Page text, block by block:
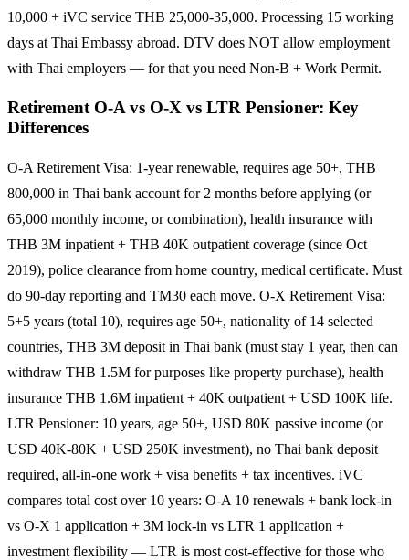
10,000 + iVC service THB 25,000-35,000. Processing 15 working
days at Thai Embassy abroad. DTV does NOT allow employment
with Thai employers — for that you need Non-B + Work Permit.
Retirement O-A vs O-X vs LTR Pensioner: Key
Differences
O-A Retirement Visa: 1-year renewable, requires age 50+, THB
800,000 in Thai bank account for 2 months before applying (or
65,000 monthly income, or combination), health insurance with
THB 3M inpatient + THB 40K outpatient coverage (since Oct
2019), police clearance from home country, medical certificate. Must
do 90-day reporting and TM30 each move. O-X Retirement Visa:
5+5 years (total 10), requires age 50+, nationality of 14 selected
countries, THB 3M deposit in Thai bank (must stay 1 year, then can
withdraw THB 1.5M for purposes like property purchase), health
insurance THB 1.6M inpatient + 40K outpatient + USD 100K life.
LTR Pensioner: 10 years, age 50+, USD 80K passive income (or
USD 40K-80K + USD 250K investment), no Thai bank deposit
required, all-in-one work + visa benefits + tax incentives. iVC
compares total cost over 10 years: O-A 10 renewals + bank lock-in
vs O-X 1 application + 3M lock-in vs LTR 1 application +
investment flexibility — LTR is most cost-effective for those who